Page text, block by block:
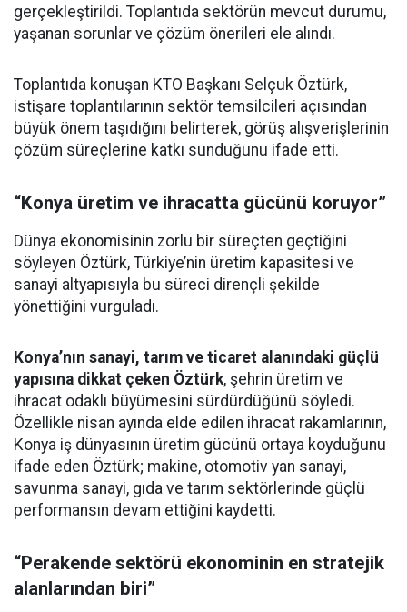
gerçekleştirildi. Toplantıda sektörün mevcut durumu,
yaşanan sorunlar ve çözüm önerileri ele alındı.
Toplantıda konuşan KTO Başkanı Selçuk Öztürk,
istişare toplantılarının sektör temsilcileri açısından
büyük önem taşıdığını belirterek, görüş alışverişlerinin
çözüm süreçlerine katkı sunduğunu ifade etti.
“Konya üretim ve ihracatta gücünü koruyor”
Dünya ekonomisinin zorlu bir süreçten geçtiğini
söyleyen Öztürk, Türkiye’nin üretim kapasitesi ve
sanayi altyapısıyla bu süreci dirençli şekilde
yönettiğini vurguladı.
Konya’nın sanayi, tarım ve ticaret alanındaki güçlü
yapısına dikkat çeken Öztürk, şehrin üretim ve
ihracat odaklı büyümesini sürdürdüğünü söyledi.
Özellikle nisan ayında elde edilen ihracat rakamlarının,
Konya iş dünyasının üretim gücünü ortaya koyduğunu
ifade eden Öztürk; makine, otomotiv yan sanayi,
savunma sanayi, gıda ve tarım sektörlerinde güçlü
performansın devam ettiğini kaydetti.
“Perakende sektörü ekonominin en stratejik
alanlarından biri”